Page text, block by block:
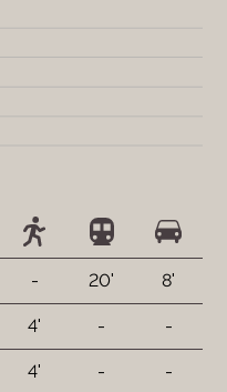
- 20' 8'
4' - -
4' - -